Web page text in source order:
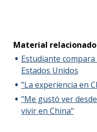
Material relacionado
Estudiante
Estados Unidos
"La experiencia en
"Me gustó ver
vivir en China"